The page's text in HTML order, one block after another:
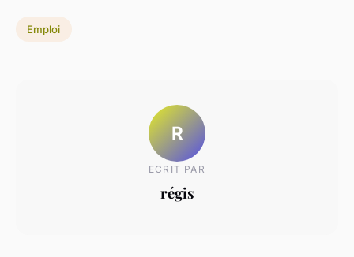
Emploi
R
ECRIT PAR
régis